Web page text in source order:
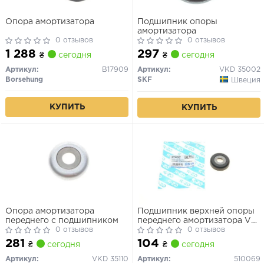
Опора амортизатора
0 отзывов
1 288 ₴ сегодня
Артикул:
B17909
Borsehung
КУПИТЬ
Подшипник опоры
амортизатора
0 отзывов
297 ₴ сегодня
Артикул:
VKD 35002
SKF
Швеция
КУПИТЬ
Опора амортизатора
переднего с подшипником
0 отзывов
281 ₴ сегодня
Артикул:
VKD 35110
Подшипник верхней опоры
переднего амортизатора VW
Passat 92- Chevrolet Aveo
0 отзывов
104 ₴ сегодня
Артикул:
510069